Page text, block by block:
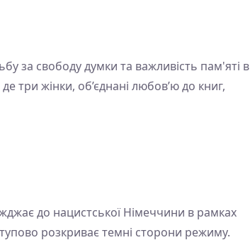
за свободу думки та важливість пам'яті в
три жінки, об’єднані любов’ю до книг,
до нацистської Німеччини в рамках
розкриває темні сторони режиму.